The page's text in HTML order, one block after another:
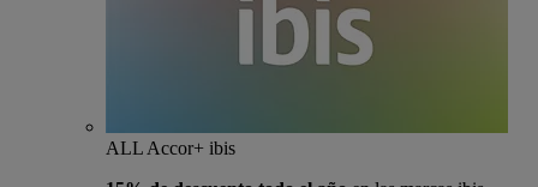
ALL Accor+ ibis